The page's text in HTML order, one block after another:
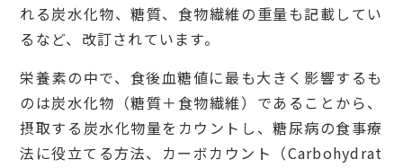
れる炭水化物、糖質、食物繊維の重量も記載してい
るなど、改訂されています。
栄養素の中で、食後血糖値に最も大きく影響するも
のは炭水化物（糖質＋食物繊維）であることから、
摂取する炭水化物量をカウントし、糖尿病の食事療
法に役立てる方法、カーボカウント（Carbohydrat